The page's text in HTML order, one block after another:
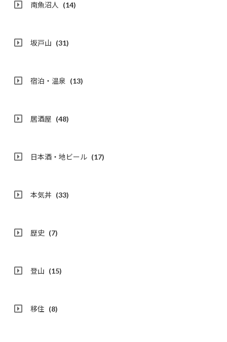
南魚沼人 (14)
坂戸山 (31)
宿泊・温泉 (13)
居酒屋 (48)
日本酒・地ビール (17)
本気丼 (33)
歴史 (7)
登山 (15)
移住 (8)